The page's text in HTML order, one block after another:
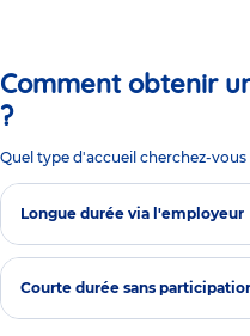
Comment obtenir
?
Quel type d'accueil cherchez-vous
Longue durée via l'employeur
Courte durée sans